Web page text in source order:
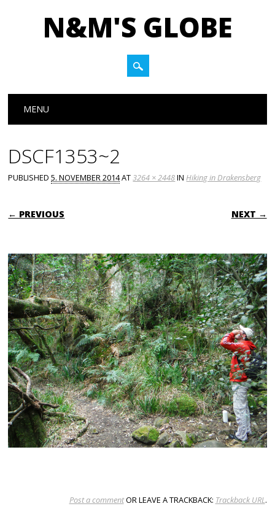
N&M'S GLOBE
Main menu
MENU
DSCF1353~2
PUBLISHED5. NOVEMBER 2014AT3264 × 2448INHiking in Drakensberg
← PREVIOUS NEXT →
Post a commentOR LEAVE A TRACKBACK: Trackback URL.